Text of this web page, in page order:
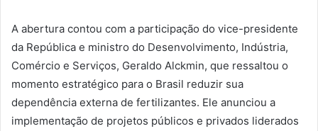
A abertura contou com a participação do vice-presidente
da República e ministro do Desenvolvimento, Indústria,
Comércio e Serviços, Geraldo Alckmin, que ressaltou o
momento estratégico para o Brasil reduzir sua
dependência externa de fertilizantes. Ele anunciou a
implementação de projetos públicos e privados liderados